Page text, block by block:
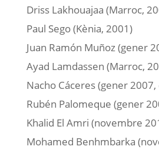
Driss Lakhouajaa (Marroc,
Paul Sego (Kènia, 2001)
Juan Ramón Muñoz (gener
Ayad Lamdassen (Marroc,
Nacho Cáceres (gener 2007,
Rubén Palomeque (gener
Khalid El Amri (novembre
Mohamed Benhmbarka